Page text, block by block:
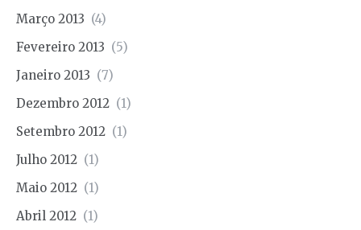
Março 2013 (4)
Fevereiro 2013 (5)
Janeiro 2013 (7)
Dezembro 2012 (1)
Setembro 2012 (1)
Julho 2012 (1)
Maio 2012 (1)
Abril 2012 (1)